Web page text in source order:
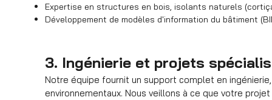
Expertise en structures en bois, isolants naturels
Développement de modèles d'information du bâtiment
3. Ingénierie et projets
Notre équipe fournit un support complet en
environnementaux. Nous veillons à ce que votre